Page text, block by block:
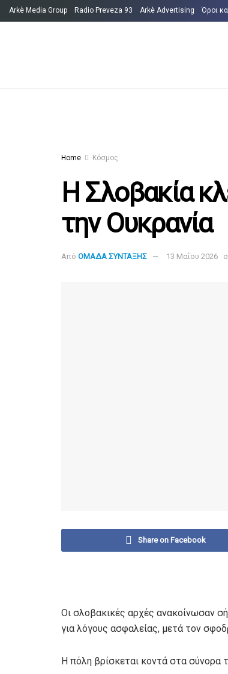
Arkè Media Group Radio Preveza 93 Arkè Advertising Όροι
Home Κόσμος
Η Σλοβακία
την Ουκρανία
Από ΟΜΑΔΑ ΣΥΝΤΑΞΗΣ 13 Μαΐου 2026
Share on Facebook
Οι σλοβακικές αρχές ανακοίνωσαν
για λόγους ασφαλείας, μετά τον
Η πόλη βρίσκεται κοντά στα